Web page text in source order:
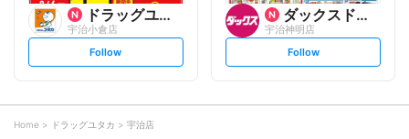
ドラッグユタカ
宇治小倉店
s
t
o
w
Follow
ダックスドラッグ
宇治神明店
s
t
Follow
Home ドラッグユタカ 宇治店